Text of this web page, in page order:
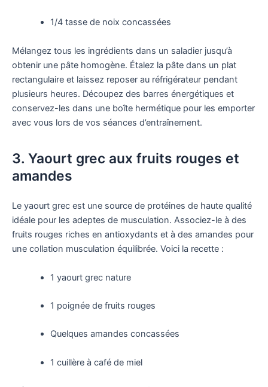
1/4 tasse de noix concassées
Mélangez tous les ingrédients dans un saladier jusqu’à
obtenir une pâte homogène. Étalez la pâte dans un plat
rectangulaire et laissez reposer au réfrigérateur pendant
plusieurs heures. Découpez des barres énergétiques et
conservez-les dans une boîte hermétique pour les emporter
avec vous lors de vos séances d’entraînement.
3. Yaourt grec aux fruits rouges et
amandes
Le yaourt grec est une source de protéines de haute qualité
idéale pour les adeptes de musculation. Associez-le à des
fruits rouges riches en antioxydants et à des amandes pour
une collation musculation équilibrée. Voici la recette :
1 yaourt grec nature
1 poignée de fruits rouges
Quelques amandes concassées
1 cuillère à café de miel